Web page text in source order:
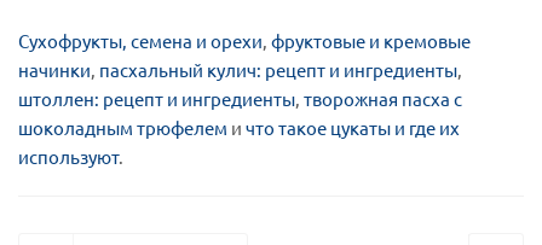
Сухофрукты, семена и орехи фруктовые и кремовые
начинки пасхальный кулич: рецепт и ингредиенты
штоллен: рецепт и ингредиенты творожная пасха с
шоколадным трюфелем и что такое цукаты и где их
используют.